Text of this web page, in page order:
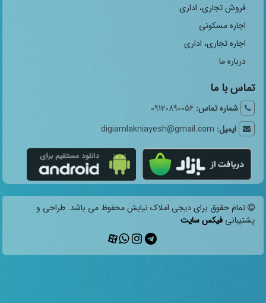
فروش تجاری، اداری
اجاره مسکونی
اجاره تجاری، اداری
درباره ما
تماس با ما
شماره تماس: 09120890056
ایمیل: digiamlakniayesh@gmail.com
تمام حقوق برای دیجی املاک نیایش محفوظ می باشد. طراحی و
پشتیبانی فیکس سایت